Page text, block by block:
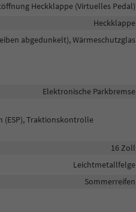
Heckklappe (Virtuelles Pedal)
Heckklappe
abgedunkelt), Wärmeschutzglas
Elektronische Parkbremse
(ESP), Traktionskontrolle
16 Zoll
Leichtmetallfelge
Sommerreifen